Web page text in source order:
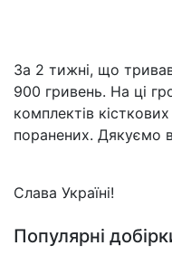
За 2 тижні, що
900 гривень. На ці
комплектів
поранених. Дякуємо
Слава Україні!
Популярні